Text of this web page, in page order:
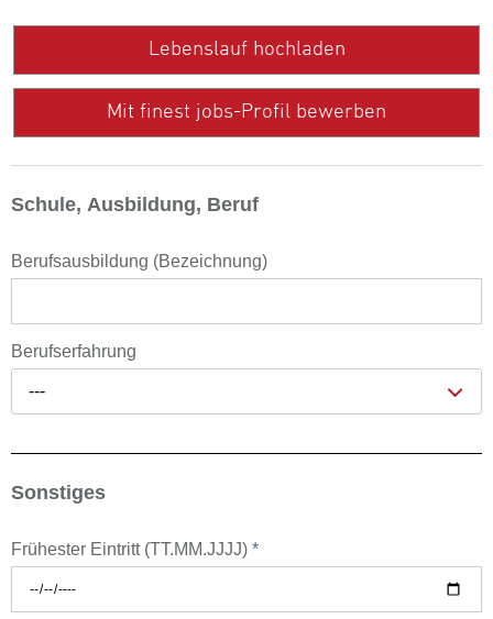
Lebenslauf hochladen
Mit finest jobs-Profil bewerben
Schule, Ausbildung, Beruf
Berufsausbildung (Bezeichnung)
Berufserfahrung
---
Sonstiges
Frühester Eintritt (TT.MM.JJJJ) *